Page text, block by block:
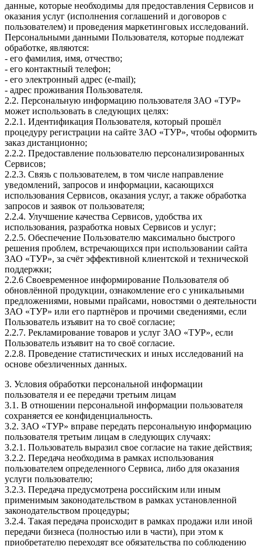
данные, которые необходимы для предоставления Сервисов и
оказания услуг (исполнения соглашений и договоров с
пользователем) и проведения маркетинговых исследований.
Персональными данными Пользователя, которые подлежат
обработке, являются:
- его фамилия, имя, отчество;
- его контактный телефон;
- его электронный адрес (e-mail);
- адрес проживания Пользователя.
2.2. Персональную информацию пользователя ЗАО «ТУР»
может использовать в следующих целях:
2.2.1. Идентификация Пользователя, который прошёл
процедуру регистрации на сайте ЗАО «ТУР», чтобы оформить
заказ дистанционно;
2.2.2. Предоставление пользователю персонализированных
Сервисов;
2.2.3. Связь с пользователем, в том числе направление
уведомлений, запросов и информации, касающихся
использования Сервисов, оказания услуг, а также обработка
запросов и заявок от пользователя;
2.2.4. Улучшение качества Сервисов, удобства их
использования, разработка новых Сервисов и услуг;
2.2.5. Обеспечение Пользователю максимально быстрого
решения проблем, встречающихся при использовании сайта
ЗАО «ТУР», за счёт эффективной клиентской и технической
поддержки;
2.2.6 Своевременное информирование Пользователя об
обновлённой продукции, ознакомление его с уникальными
предложениями, новыми прайсами, новостями о деятельности
ЗАО «ТУР» или его партнёров и прочими сведениями, если
Пользователь изъявит на то своё согласие;
2.2.7. Рекламирование товаров и услуг ЗАО «ТУР», если
Пользователь изъявит на то своё согласие.
2.2.8. Проведение статистических и иных исследований на
основе обезличенных данных.
3. Условия обработки персональной информации
пользователя и ее передачи третьим лицам
3.1. В отношении персональной информации пользователя
сохраняется ее конфиденциальность.
3.2. ЗАО «ТУР» вправе передать персональную информацию
пользователя третьим лицам в следующих случаях:
3.2.1. Пользователь выразил свое согласие на такие действия;
3.2.2. Передача необходима в рамках использования
пользователем определенного Сервиса, либо для оказания
услуги пользователю;
3.2.3. Передача предусмотрена российским или иным
применимым законодательством в рамках установленной
законодательством процедуры;
3.2.4. Такая передача происходит в рамках продажи или иной
передачи бизнеса (полностью или в части), при этом к
приобретателю переходят все обязательства по соблюдению